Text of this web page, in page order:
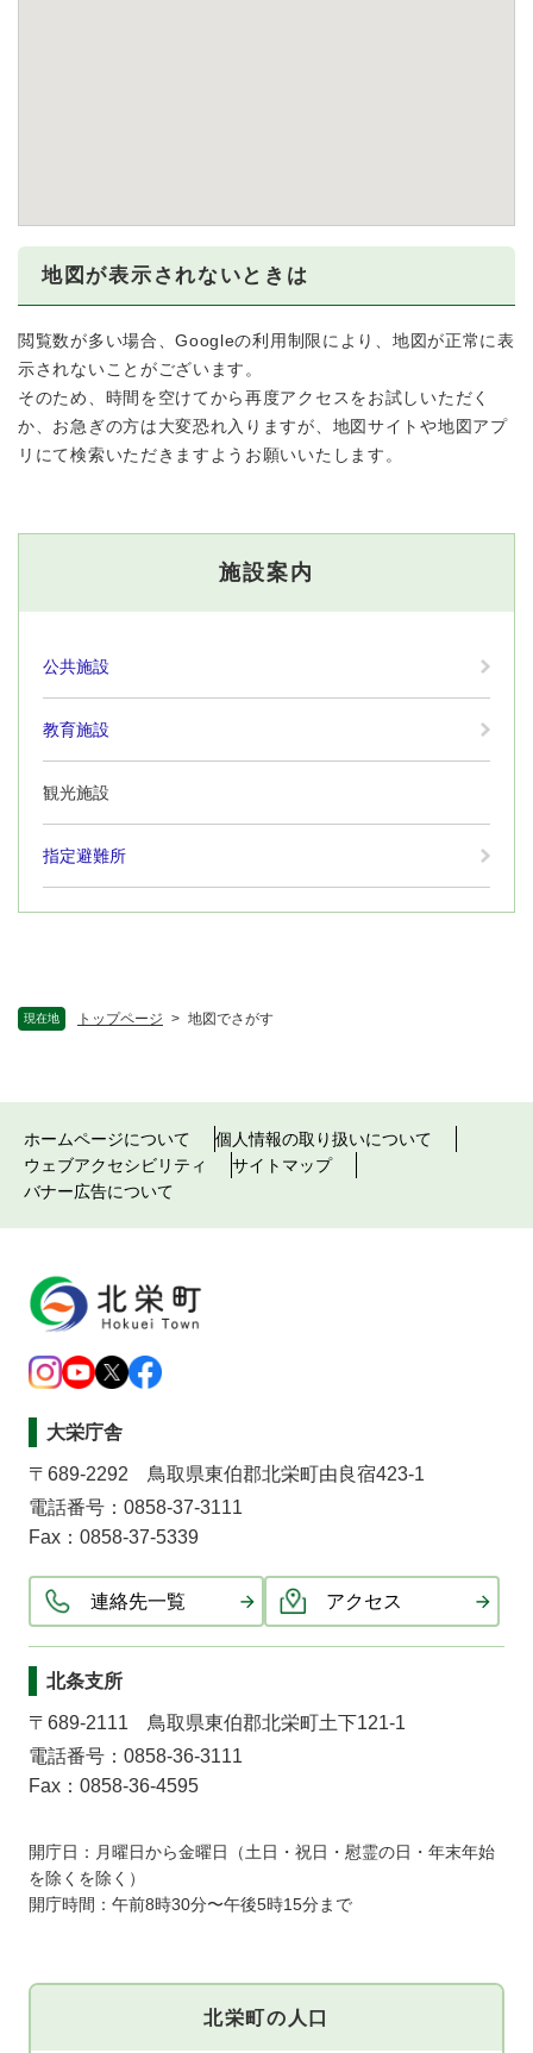
現在地 トップページ > 地図でさがす
地図が表示されないときは
閲覧数が多い場合、Googleの利用制限により、地図が正常に表
示されないことがございます。
そのため、時間を空けてから再度アクセスをお試しいただく
か、お急ぎの方は大変恐れ入りますが、地図サイトや地図アプ
リにて検索いただきますようお願いいたします。
施設案内
公共施設
教育施設
観光施設
指定避難所
ホームページについて
個人情報の取り扱いについて
ウェブアクセシビリティ
サイトマップ
バナー広告について
大栄庁舎
〒689-2292 鳥取県東伯郡北栄町由良宿423-1
電話番号：0858-37-3111
Fax：0858-37-5339
連絡先一覧 アクセス
北条支所
〒689-2111 鳥取県東伯郡北栄町土下121-1
電話番号：0858-36-3111
Fax：0858-36-4595
開庁日：月曜日から金曜日（土日・祝日・慰霊の日・年末年始
を除くを除く）
開庁時間：午前8時30分〜午後5時15分まで
北栄町の人口